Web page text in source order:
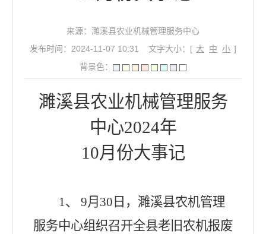
来源：濉溪县农业机械管理服务中心
发布时间：2024-11-07 10:31
文字大小：[ 大 中 小 ]
背景色：
濉溪县农业机械管理服务
中心2024年
10月份大事记
1、 9月 30 日，濉溪县农机管理
服务中心组织召开全县老旧农机报废